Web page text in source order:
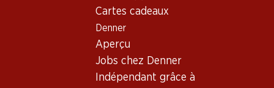
Cartes cadeaux
Denner
Aperçu
Jobs chez Denner
Indépendant grâce à